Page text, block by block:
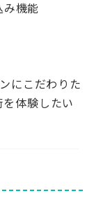
み機能
にこだわりた
体験したい